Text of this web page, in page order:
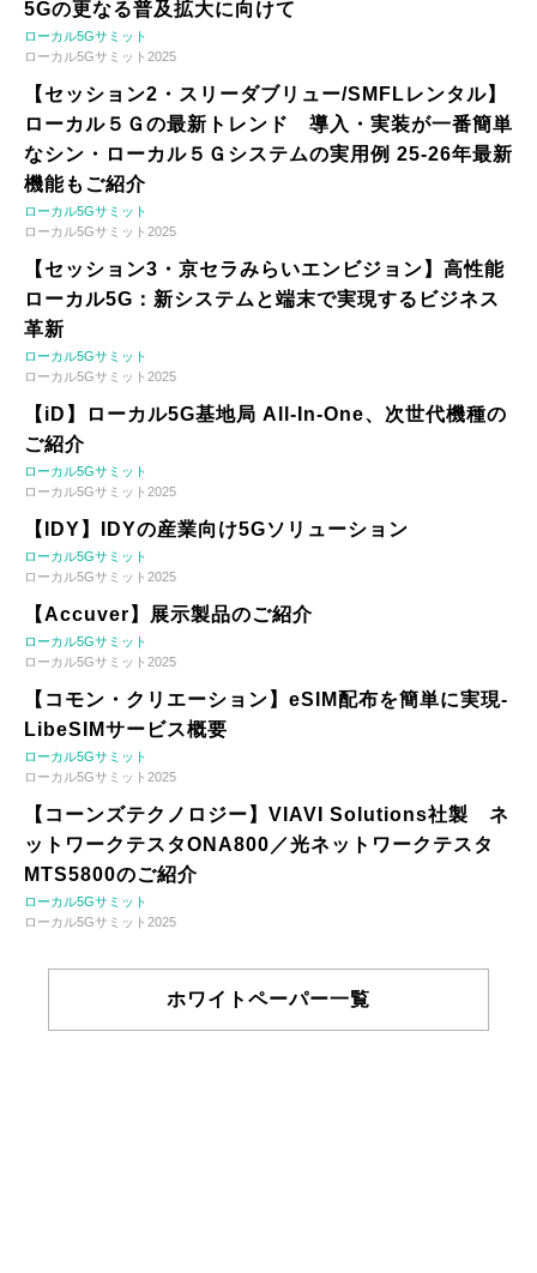
5Gの更なる普及拡大に向けて
ローカル5Gサミット
ローカル5Gサミット2025
【セッション2・スリーダブリュー/SMFLレンタル】
ローカル５Ｇの最新トレンド 導入・実装が一番簡単
なシン・ローカル５Ｇシステムの実用例 25-26年最新
機能もご紹介
ローカル5Gサミット
ローカル5Gサミット2025
【セッション3・京セラみらいエンビジョン】高性能
ローカル5G：新システムと端末で実現するビジネス
革新
ローカル5Gサミット
ローカル5Gサミット2025
【iD】ローカル5G基地局 All-In-One、次世代機種の
ご紹介
ローカル5Gサミット
ローカル5Gサミット2025
【IDY】IDYの産業向け5Gソリューション
ローカル5Gサミット
ローカル5Gサミット2025
【Accuver】展示製品のご紹介
ローカル5Gサミット
ローカル5Gサミット2025
【コモン・クリエーション】eSIM配布を簡単に実現-
LibeSIMサービス概要
ローカル5Gサミット
ローカル5Gサミット2025
【コーンズテクノロジー】VIAVI Solutions社製 ネ
ットワークテスタONA800／光ネットワークテスタ
MTS5800のご紹介
ローカル5Gサミット
ローカル5Gサミット2025
ホワイトペーパー一覧